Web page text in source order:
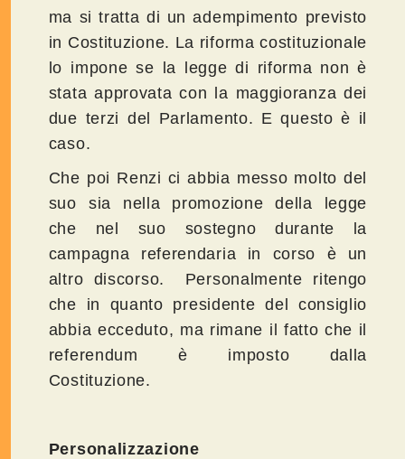
ma si tratta di un adempimento previsto
in Costituzione. La riforma costituzionale
lo impone se la legge di riforma non è
stata approvata con la maggioranza dei
due terzi del Parlamento. E questo è il
caso.
Che poi Renzi ci abbia messo molto del
suo sia nella promozione della legge
che nel suo sostegno durante la
campagna referendaria in corso è un
altro discorso. Personalmente ritengo
che in quanto presidente del consiglio
abbia ecceduto, ma rimane il fatto che il
referendum è imposto dalla
Costituzione.
Personalizzazione